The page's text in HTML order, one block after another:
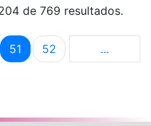
de 769 resultados.
Use TAB para
Página
51 Página
52 ...Páginas